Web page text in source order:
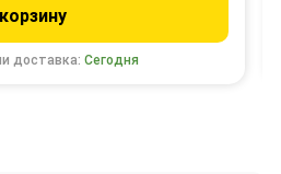
доставка:Сегодня